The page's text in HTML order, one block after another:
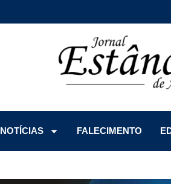
NOTÍCIAS FALECIMENTO